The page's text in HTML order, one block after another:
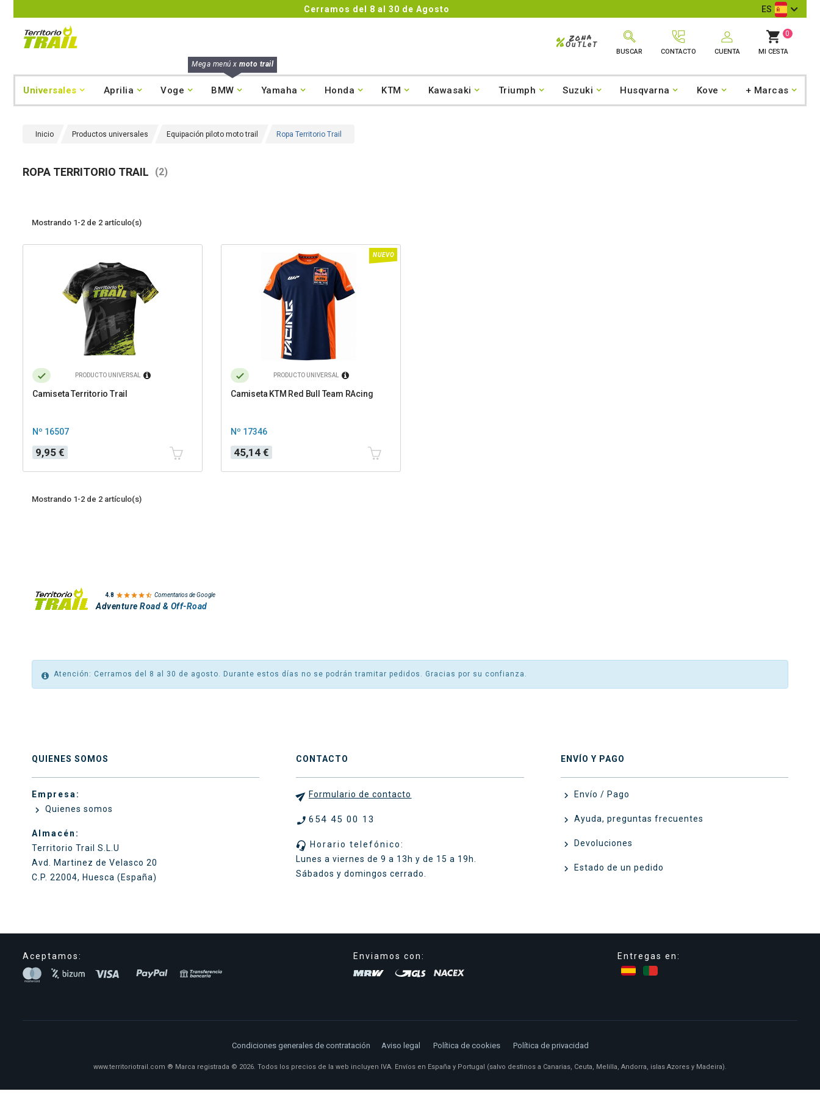
Cerramos del 8 al 30 de Agosto ES
Zona
%OuTLeT
BUSCAR CONTACTO CUENTA
0
MI CESTA
Mega menú x moto trail
Universales Aprilia Voge BMW Yamaha Honda KTM Kawasaki Triumph Suzuki Husqvarna Kove + Marcas
Inicio Productos universales Equipación piloto moto trail Ropa Territorio Trail
ROPA TERRITORIO TRAIL (2)
Mostrando 1-2 de 2 artículo(s)
PRODUCTO UNIVERSAL
Camiseta Territorio Trail
Nº 16507
Precio
9,95 €
NUEVO
PRODUCTO UNIVERSAL
Camiseta KTM Red Bull Team RAcing
Nº 17346
Precio
45,14 €
Mostrando 1-2 de 2 artículo(s)
4.8  Comentarios de Google
Adventure Road & Off-Road
Atención: Cerramos del 8 al 30 de agosto. Durante estos días no se podrán tramitar pedidos. Gracias por su confianza.
QUIENES SOMOS
Empresa:
 Quienes somos
Almacén:
Territorio Trail S.L.U
Avd. Martinez de Velasco 20
C.P. 22004, Huesca (España)
CONTACTO
Formulario de contacto
 654 45 00 13
 Horario telefónico:
Lunes a viernes de 9 a 13h y de 15 a 19h.
Sábados y domingos cerrado.
ENVÍO Y PAGO
 Envío / Pago
 Ayuda, preguntas frecuentes
 Devoluciones
 Estado de un pedido
Aceptamos: Enviamos con: Entregas en:
Condiciones generales de contratación Aviso legal Política de cookies Política de privacidad
www.territoriotrail.com ® Marca registrada © 2026. Todos los precios de la web incluyen IVA. Envíos en España y Portugal (salvo destinos a Canarias, Ceuta, Melilla, Andorra, islas Azores y Madeira).